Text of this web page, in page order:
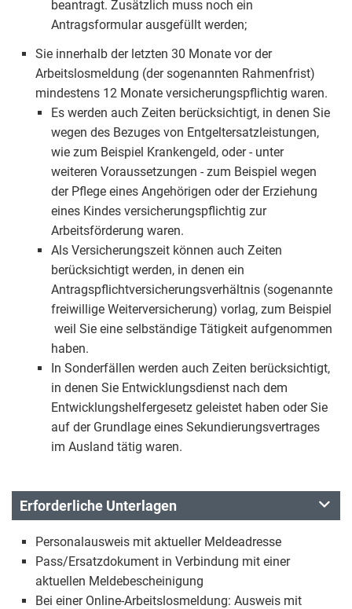
beantragt. Zusätzlich muss noch ein
Antragsformular ausgefüllt werden;
Sie innerhalb der letzten 30 Monate vor der
Arbeitslosmeldung (der sogenannten Rahmenfrist)
mindestens 12 Monate versicherungspflichtig waren.
Es werden auch Zeiten berücksichtigt, in denen Sie
wegen des Bezuges von Entgeltersatzleistungen,
wie zum Beispiel Krankengeld, oder - unter
weiteren Voraussetzungen - zum Beispiel wegen
der Pflege eines Angehörigen oder der Erziehung
eines Kindes versicherungspflichtig zur
Arbeitsförderung waren.
Als Versicherungszeit können auch Zeiten
berücksichtigt werden, in denen ein
Antragspflichtversicherungsverhältnis (sogenannte
freiwillige Weiterversicherung) vorlag, zum Beispiel
weil Sie eine selbständige Tätigkeit aufgenommen
haben.
In Sonderfällen werden auch Zeiten berücksichtigt,
in denen Sie Entwicklungsdienst nach dem
Entwicklungshelfergesetz geleistet haben oder Sie
auf der Grundlage eines Sekundierungsvertrages
im Ausland tätig waren.
Erforderliche Unterlagen
Personalausweis mit aktueller Meldeadresse
Pass/Ersatzdokument in Verbindung mit einer
aktuellen Meldebescheinigung
Bei einer Online-Arbeitslosmeldung: Ausweis mit